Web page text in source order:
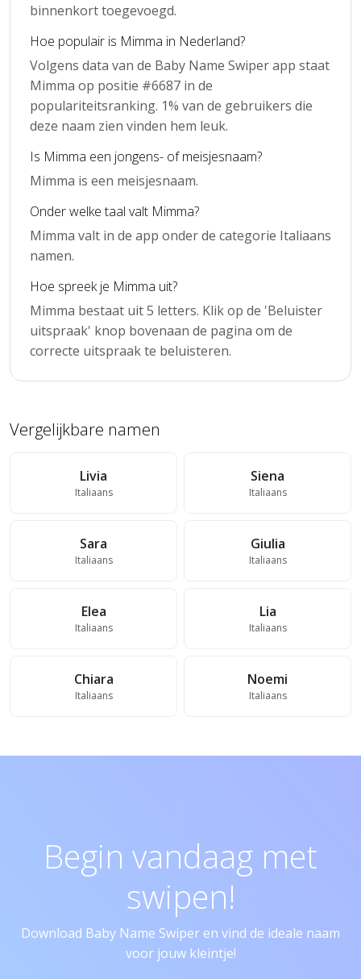
binnenkort toegevoegd.
Hoe populair is Mimma in Nederland?
Volgens data van de Baby Name Swiper app staat
Mimma op positie #6687 in de
populariteitsranking. 1% van de gebruikers die
deze naam zien vinden hem leuk.
Is Mimma een jongens- of meisjesnaam?
Mimma is een meisjesnaam.
Onder welke taal valt Mimma?
Mimma valt in de app onder de categorie Italiaans
namen.
Hoe spreek je Mimma uit?
Mimma bestaat uit 5 letters. Klik op de 'Beluister
uitspraak' knop bovenaan de pagina om de
correcte uitspraak te beluisteren.
Vergelijkbare namen
Livia
Italiaans
Siena
Italiaans
Sara
Italiaans
Giulia
Italiaans
Elea
Italiaans
Lia
Italiaans
Chiara
Italiaans
Noemi
Italiaans
Begin vandaag met
swipen!
Download Baby Name Swiper en vind de ideale naam
voor jouw kleintje!